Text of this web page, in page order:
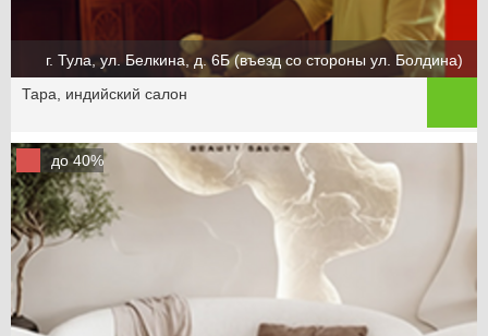
г. Тула, ул. Белкина, д. 6Б (въезд со стороны ул. Болдина)
Тара, индийский салон
до 40%